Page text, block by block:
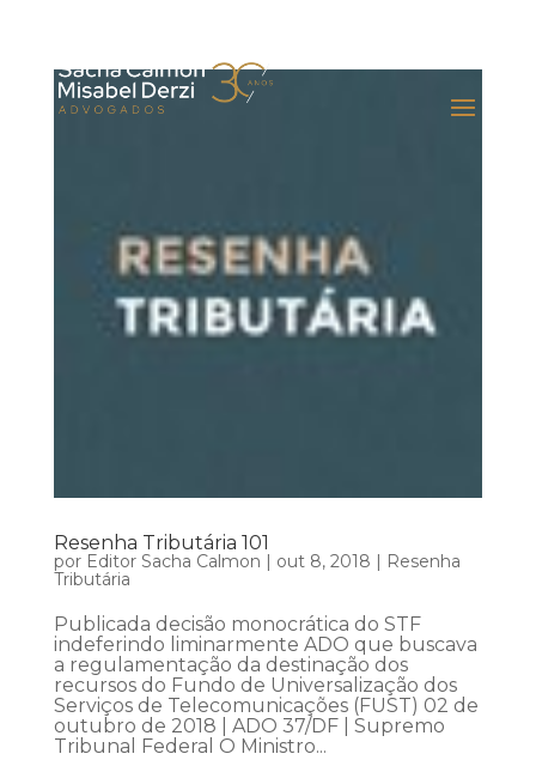
Resenha Tributária 101
por Editor Sacha Calmon out 8, 2018
Resenha
Tributária
Publicada decisão monocrática do STF
indeferindo liminarmente ADO que buscava
a regulamentação da destinação dos
recursos do Fundo de Universalização dos
Serviços de Telecomunicações (FUST) 02 de
outubro de 2018 | ADO 37/DF | Supremo
Tribunal Federal O Ministro...